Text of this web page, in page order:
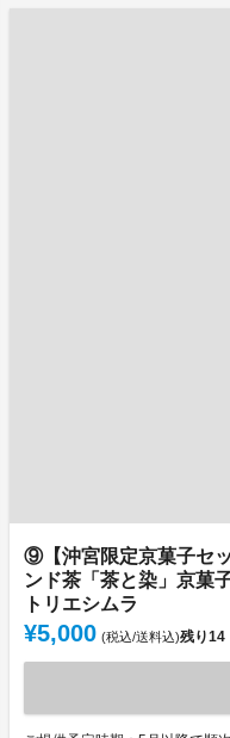
⑨【沖宮限定京菓子セ
ンド茶「茶と染」京菓
トリエシムラ
¥5,000 (税込/送料込)残り14